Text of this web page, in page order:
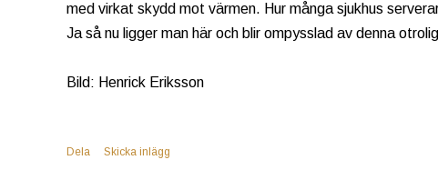
med virkat skydd mot värmen. Hur många sjukhus
Ja så nu ligger man här och blir ompysslad av denna
Bild: Henrick Eriksson
Dela Skicka inlägg